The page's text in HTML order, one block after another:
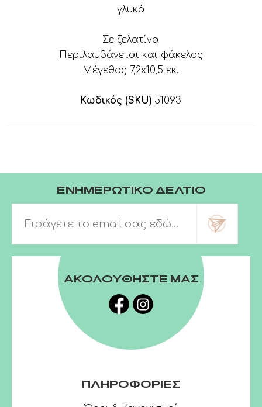
γλυκά
Σε ζελατίνα
Περιλαμβάνεται και φάκελος
Μέγεθος 7,2x10,5 εκ.
Κωδικός (SKU) 51093
ΕΝΗΜΕΡΩΤΙΚΟ ΔΕΛΤΙΟ
ΑΚΟΛΟΥΘΗΣΤΕ ΜΑΣ
ΠΛΗΡΟΦΟΡΙΕΣ